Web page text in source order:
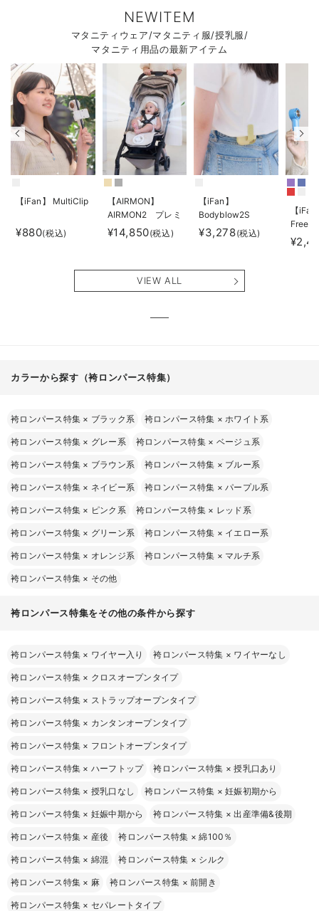
NEWITEM
マタニティウェア/マタニティ服/授乳服/
マタニティ用品の最新アイテム
【iFan】 MultiClip
¥880(税込)
【AIRMON】
AIRMON2 プレミ
アム
¥14,850(税込)
【iFan】
Bodyblow2S
¥3,278(税込)
【
Freeze
VIEW ALL
カラーから探す（袴ロンパース特集）
袴ロンパース特集 × ブラック系 袴ロンパース特集 ×ホワイト系
袴ロンパース特集 × グレー系 袴ロンパース特集 × ベージュ系
袴ロンパース特集 × ブラウン系 袴ロンパース特集 × ブルー系
袴ロンパース特集 × ネイビー系 袴ロンパース特集 ×パープル系
袴ロンパース特集 × ピンク系 袴ロンパース特集 × レッド系
袴ロンパース特集 × グリーン系 袴ロンパース特集 × イエロー系
袴ロンパース特集 × オレンジ系 袴ロンパース特集 × マルチ系
袴ロンパース特集 × その他
袴ロンパース特集をその他の条件から探す
袴ロンパース特集 × ワイヤー入り 袴ロンパース特集 × ワイヤーなし
袴ロンパース特集 × クロスオープンタイプ
袴ロンパース特集 × ストラップオープンタイプ
袴ロンパース特集 × カンタンオープンタイプ
袴ロンパース特集 × フロントオープンタイプ
袴ロンパース特集 × ハーフトップ 袴ロンパース特集 ×授乳口あり
袴ロンパース特集 × 授乳口なし 袴ロンパース特集 ×妊娠初期から
袴ロンパース特集 × 妊娠中期から 袴ロンパース特集 ×出産準備&後期
袴ロンパース特集 × 産後 袴ロンパース特集 ×綿100％
袴ロンパース特集 × 綿混 袴ロンパース特集 × シルク
袴ロンパース特集 × 麻 袴ロンパース特集 ×前開き
袴ロンパース特集 × セパレートタイプ